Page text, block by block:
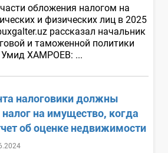
обложения налогом на
и физических лиц в 2025
рассказал начальник
и таможенной политики
ХАМРОЕВ: ...
налоговики должны
на имущество, когда
об оценке недвижимости